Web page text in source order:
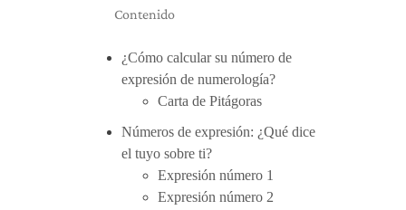
Contenido
¿Cómo calcular su número de
expresión de numerología?
Carta de Pitágoras
Números de expresión: ¿Qué dice
el tuyo sobre ti?
Expresión número 1
Expresión número 2